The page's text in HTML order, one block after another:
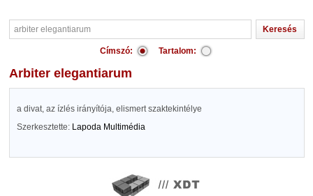
Címszó: Tartalom:
arbiter elegantiarum
a divat, az ízlés irányítója, elismert szaktekintélye
Szerkesztette: Lapoda Multimédia